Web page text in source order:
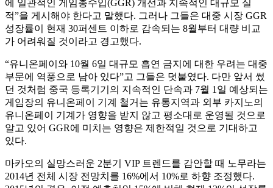
에 일관적인 게임총수입(GGR) 개선과 지속적인 대규모 실
적”을 게시해야 한다고 말했다. 그러나 그들은 대중 시장 GGR
성장률이 현재 30퍼센트 이하로 감속되는 8월부터 대량 비교
가 어려워질 것이라고 경고했다.
“유니온페이와 10월 6일 대규모 흡연 금지에 대한 우려는 대중
부문에 역풍으로 남아 있다”고 그들은 덧붙였다. 다만 앞서 썼
던 것처럼 중국 등록기기의 지속적인 단속과 7월 1일 예상되는
게임장의 유니온페이 기계 철거는 유통지역과 외부 카지노의
유니온페이 기계가 영향을 받지 않고 평소대로 운영될 것으로
알고 있어 GGR에 미치는 영향은 제한적일 것으로 기대하고
있다.
마카오의 실망스러운 2분기 VIP 트렌드를 감안할 때 노무라는
2014년 전체 시장 전망치를 16%에서 10%로 하향 조정했다.